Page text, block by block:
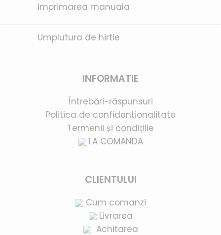
Imprimarea manuala
Umplutura de hirtie
INFORMATIE
Întrebări-răspunsuri
Politica de confidentionalitate
Termenii și condițiile
LA COMANDA
CLIENTULUI
Cum comanzi
Livrarea
Achitarea